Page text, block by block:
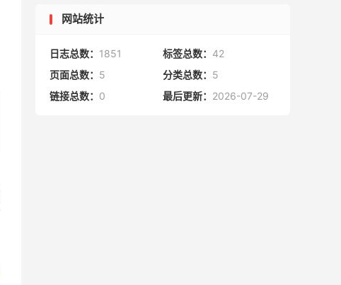
网站统计
日志总数： 1851 标签总数： 42
页面总数： 5 分类总数： 5
链接总数： 0 最后更新： 2026-07-29